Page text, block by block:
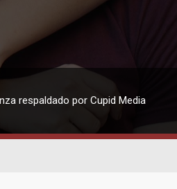
respaldado por Cupid Media